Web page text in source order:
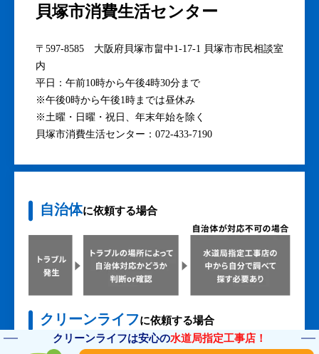
貝塚市消費生活センター
〒597-8585 大阪府貝塚市畠中1-17-1 貝塚市市民相談室
内
平日：午前10時から午後4時30分まで
※午後0時から午後1時までは昼休み
※土曜・日曜・祝日、年末年始を除く
貝塚市消費生活センター：072-433-7190
自治体に依頼する場合
クリーンライフに依頼する場合
クリーンライフは安心の水道局指定工事店！